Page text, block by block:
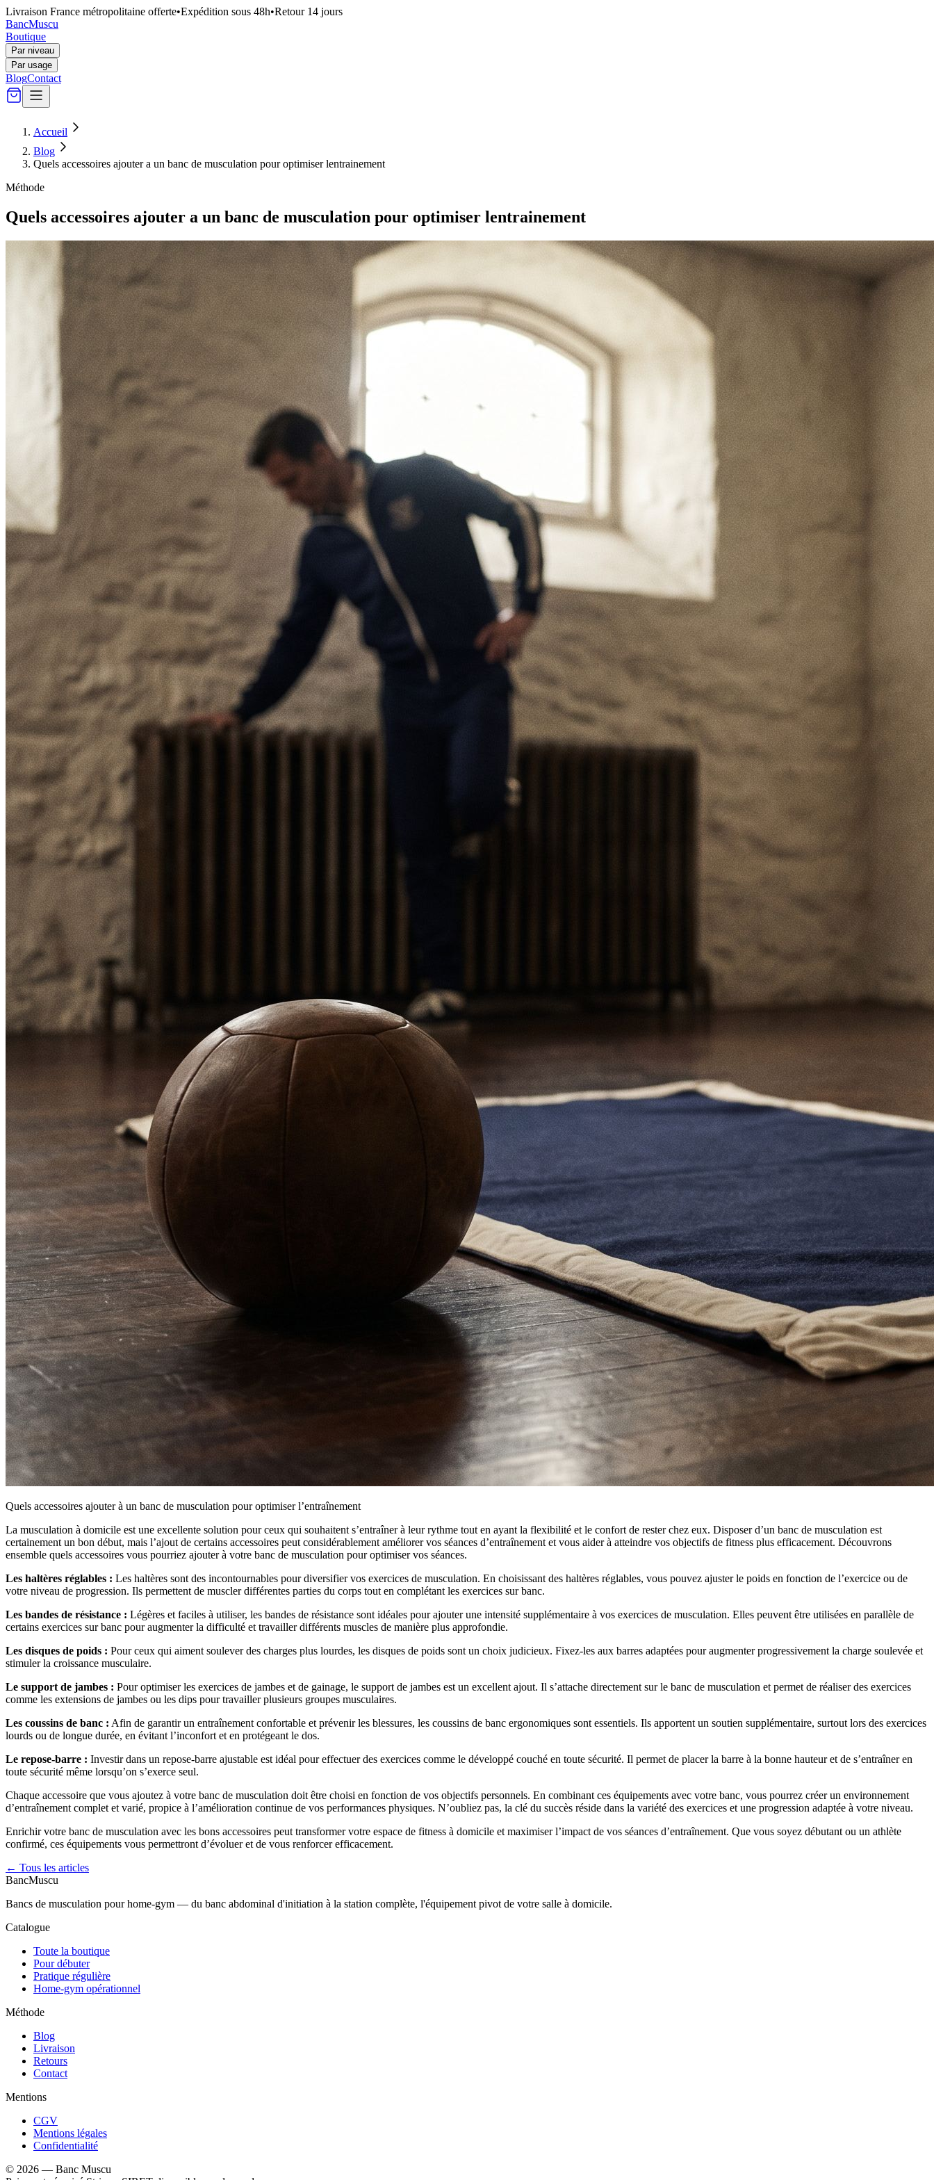
Livraison France métropolitaine offerte•Expédition sous 48h•Retour 14 jours
BancMuscu
Boutique
Par niveau
Par usage
BlogContact
Accueil
Blog
Quels accessoires ajouter a un banc de musculation pour optimiser lentrainement
Méthode
Quels accessoires ajouter a un banc de musculation pour optimiser lentrainement
Quels accessoires ajouter à un banc de musculation pour optimiser l’entraînement
La musculation à domicile est une excellente solution pour ceux qui souhaitent s’entraîner à leur rythme tout en ayant la flexibilité et le confort de rester chez eux. Disposer d’un banc de musculation est
certainement un bon début, mais l’ajout de certains accessoires peut considérablement améliorer vos séances d’entraînement et vous aider à atteindre vos objectifs de fitness plus efficacement. Découvrons
ensemble quels accessoires vous pourriez ajouter à votre banc de musculation pour optimiser vos séances.
Les haltères réglables : Les haltères sont des incontournables pour diversifier vos exercices de musculation. En choisissant des haltères réglables, vous pouvez ajuster le poids en fonction de l’exercice ou de
votre niveau de progression. Ils permettent de muscler différentes parties du corps tout en complétant les exercices sur banc.
Les bandes de résistance : Légères et faciles à utiliser, les bandes de résistance sont idéales pour ajouter une intensité supplémentaire à vos exercices de musculation. Elles peuvent être utilisées en parallèle de
certains exercices sur banc pour augmenter la difficulté et travailler différents muscles de manière plus approfondie.
Les disques de poids : Pour ceux qui aiment soulever des charges plus lourdes, les disques de poids sont un choix judicieux. Fixez-les aux barres adaptées pour augmenter progressivement la charge soulevée et
stimuler la croissance musculaire.
Le support de jambes : Pour optimiser les exercices de jambes et de gainage, le support de jambes est un excellent ajout. Il s’attache directement sur le banc de musculation et permet de réaliser des exercices
comme les extensions de jambes ou les dips pour travailler plusieurs groupes musculaires.
Les coussins de banc : Afin de garantir un entraînement confortable et prévenir les blessures, les coussins de banc ergonomiques sont essentiels. Ils apportent un soutien supplémentaire, surtout lors des exercices
lourds ou de longue durée, en évitant l’inconfort et en protégeant le dos.
Le repose-barre : Investir dans un repose-barre ajustable est idéal pour effectuer des exercices comme le développé couché en toute sécurité. Il permet de placer la barre à la bonne hauteur et de s’entraîner en
toute sécurité même lorsqu’on s’exerce seul.
Chaque accessoire que vous ajoutez à votre banc de musculation doit être choisi en fonction de vos objectifs personnels. En combinant ces équipements avec votre banc, vous pourrez créer un environnement
d’entraînement complet et varié, propice à l’amélioration continue de vos performances physiques. N’oubliez pas, la clé du succès réside dans la variété des exercices et une progression adaptée à votre niveau.
Enrichir votre banc de musculation avec les bons accessoires peut transformer votre espace de fitness à domicile et maximiser l’impact de vos séances d’entraînement. Que vous soyez débutant ou un athlète
confirmé, ces équipements vous permettront d’évoluer et de vous renforcer efficacement.
← Tous les articles
BancMuscu
Bancs de musculation pour home-gym — du banc abdominal d'initiation à la station complète, l'équipement pivot de votre salle à domicile.
Catalogue
Toute la boutique
Pour débuter
Pratique régulière
Home-gym opérationnel
Méthode
Blog
Livraison
Retours
Contact
Mentions
CGV
Mentions légales
Confidentialité
© 2026 — Banc Muscu